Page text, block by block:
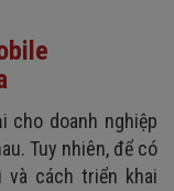
cho doanh nghiệp
Tuy nhiên, để có
và cách triển khai